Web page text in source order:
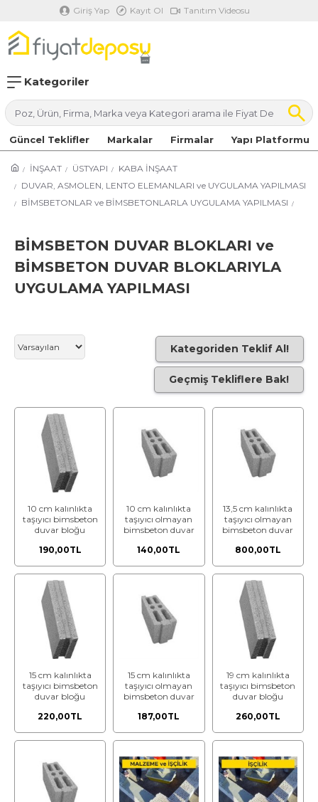
Giriş Yap Kayıt Ol Tanıtım Videosu
Kategoriler
Güncel Teklifler Markalar Firmalar Yapı Platformu
İNŞAAT ÜSTYAPI
KABA İNŞAAT
DUVAR, ASMOLEN, LENTO ELEMANLARI ve UYGULAMA YAPILMASI
BİMSBETONLAR ve BİMSBETONLARLA UYGULAMA YAPILMASI
BİMSBETON DUVAR BLOKLARI ve
BİMSBETON DUVAR BLOKLARIYLA
UYGULAMA YAPILMASI
Kategoriden Teklif Al!
Geçmiş Tekliflere Bak!
10 cm kalınlıkta
taşıyıcı bimsbeton
duvar bloğu
190,00TL
10 cm kalınlıkta
taşıyıcı olmayan
bimsbeton duvar
140,00TL
13,5 cm kalınlıkta
taşıyıcı olmayan
bimsbeton duvar
800,00TL
15 cm kalınlıkta
taşıyıcı bimsbeton
duvar bloğu
220,00TL
15 cm kalınlıkta
taşıyıcı olmayan
bimsbeton duvar
187,00TL
19 cm kalınlıkta
taşıyıcı bimsbeton
duvar bloğu
260,00TL